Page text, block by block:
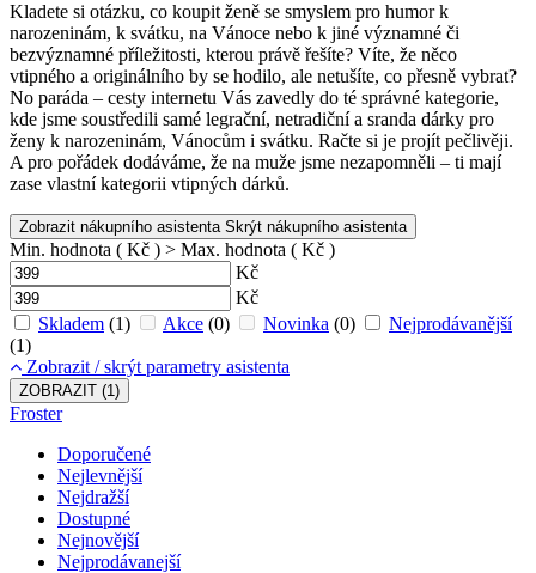
Kladete si otázku, co koupit ženě se smyslem pro humor k
narozeninám, k svátku, na Vánoce nebo k jiné významné či
bezvýznamné příležitosti, kterou právě řešíte? Víte, že něco
vtipného a originálního by se hodilo, ale netušíte, co přesně vybrat?
No paráda – cesty internetu Vás zavedly do té správné kategorie,
kde jsme soustředili samé legrační, netradiční a sranda dárky pro
ženy k narozeninám, Vánocům i svátku. Račte si je projít pečlivěji.
A pro pořádek dodáváme, že na muže jsme nezapomněli – ti mají
zase vlastní kategorii vtipných dárků.
Zobrazit nákupního asistenta Skrýt nákupního asistenta
Min. hodnota ( Kč ) > Max. hodnota ( Kč )
Kč
Kč
Skladem (1) Akce (0) Novinka (0)
Nejprodávanější
(1)
Zobrazit / skrýt parametry asistenta
ZOBRAZIT (1)
Froster
Doporučené
Nejlevnější
Nejdražší
Dostupné
Nejnovější
Nejprodávanejší